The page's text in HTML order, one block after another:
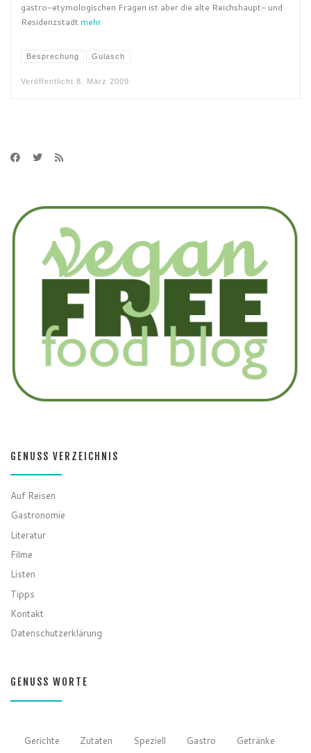
gastro-etymologischen Fragen ist aber die alte Reichshaupt- und
Residenzstadt mehr
Besprechung Gulasch
Veröffentlicht 8. März 2009
GENUSS VERZEICHNIS
Auf Reisen
Gastronomie
Literatur
Filme
Listen
Tipps
Kontakt
Datenschutzerklärung
GENUSS WORTE
Gerichte Zutaten Speziell Gastro Getränke